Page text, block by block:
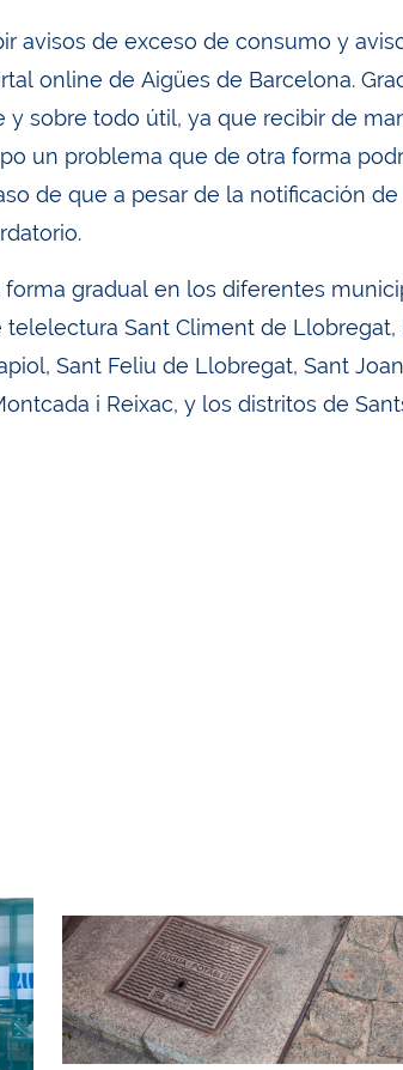
avisos de exceso de consumo y
online de Aigües de Barcelona.
sobre todo útil, ya que recibir de
un problema que de otra forma
de que a pesar de la notificación
gradual en los diferentes
Sant Climent de Llobregat,
Sant Feliu de Llobregat, Sant
i Reixac, y los distritos de